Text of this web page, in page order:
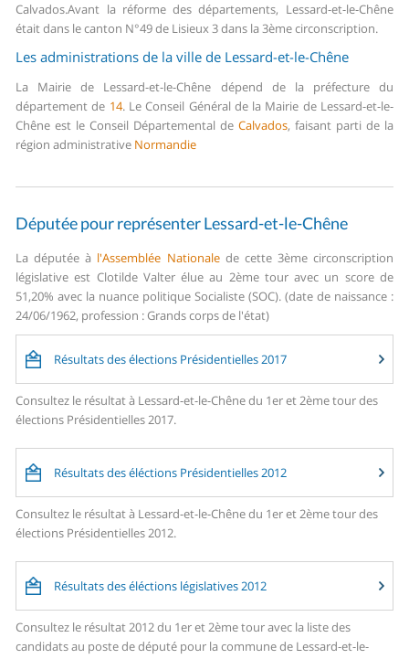
Calvados.Avant la réforme des départements, Lessard-et-le-Chêne
était dans le canton N°49 de Lisieux 3 dans la 3ème circonscription.
Les administrations de la ville de Lessard-et-le-Chêne
La Mairie de Lessard-et-le-Chêne dépend de la préfecture du
département de 14.Le Conseil Général de la Mairie de Lessard-et-le-
Chêne est le Conseil Départemental de Calvados, faisant parti de la
région administrative Normandie
Députée pour représenter Lessard-et-le-Chêne
La députée à l'Assemblée Nationalede cette 3ème circonscription
législative est Clotilde Valter élue au 2ème tour avec un score de
51,20% avec la nuance politique Socialiste (SOC). (date de naissance :
24/06/1962, profession : Grands corps de l'état)
Résultats des élections Présidentielles 2017
Consultez le résultat à Lessard-et-le-Chêne du 1er et 2ème tour des
élections Présidentielles 2017.
Résultats des éléctions Présidentielles 2012
Consultez le résultat à Lessard-et-le-Chêne du 1er et 2ème tour des
élections Présidentielles 2012.
Résultats des éléctions législatives 2012
Consultez le résultat 2012 du 1er et 2ème tour avec la liste des
candidats au poste de député pour la commune de Lessard-et-le-